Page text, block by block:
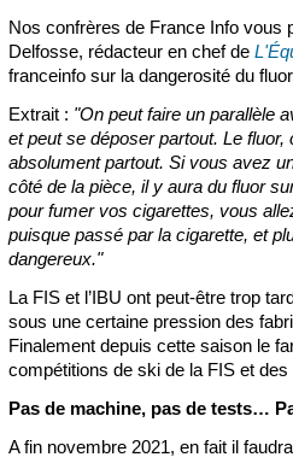
Nos confrères de France Info vous
Delfosse, rédacteur en chef de
franceinfo sur la dangerosité du
Extrait : "On peut faire un parallèle
et peut se déposer partout. Le
absolument partout. Si vous avez
côté de la pièce, il y aura du fluor
pour fumer vos cigarettes, vous
puisque passé par la cigarette, et
dangereux."
La FIS et l’IBU ont peut-être trop
sous une certaine pression des
Finalement depuis cette saison le
compétitions de ski de la FIS et
Pas de machine, pas de tests…
A fin novembre 2021, en fait il